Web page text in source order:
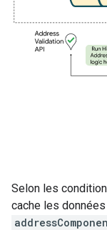
Selon les
cache les